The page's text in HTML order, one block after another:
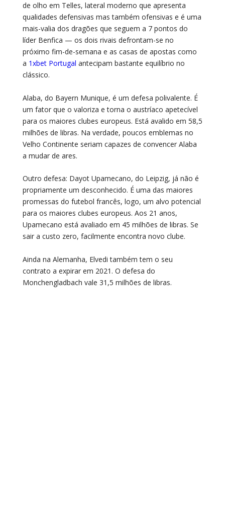
de olho em Telles, lateral moderno que apresenta
qualidades defensivas mas também ofensivas e é uma
mais-valia dos dragões que seguem a 7 pontos do
líder Benfica — os dois rivais defrontam-se no
próximo fim-de-semana e as casas de apostas como
a 1xbet Portugal antecipam bastante equilíbrio no
clássico.
Alaba, do Bayern Munique, é um defesa polivalente. É
um fator que o valoriza e torna o austríaco apetecível
para os maiores clubes europeus. Está avalido em 58,5
milhões de libras. Na verdade, poucos emblemas no
Velho Continente seriam capazes de convencer Alaba
a mudar de ares.
Outro defesa: Dayot Upamecano, do Leipzig, já não é
propriamente um desconhecido. É uma das maiores
promessas do futebol francês, logo, um alvo potencial
para os maiores clubes europeus. Aos 21 anos,
Upamecano está avaliado em 45 milhões de libras. Se
sair a custo zero, facilmente encontra novo clube.
Ainda na Alemanha, Elvedi também tem o seu
contrato a expirar em 2021. O defesa do
Monchengladbach vale 31,5 milhões de libras.